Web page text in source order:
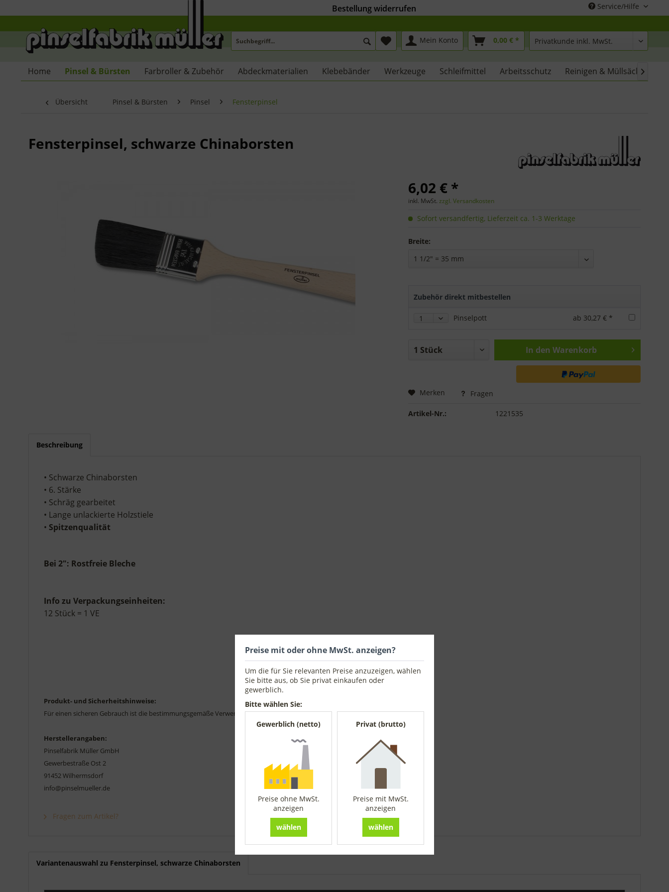
Service/Hilfe
Mein Konto 0,00 € *
Home Pinsel & Bürsten Farbroller & Zubehör Abdeckmaterialien Klebebänder Werkzeuge Schleifmittel Arbeitsschutz Reinigen & Müllsäcke

Übersicht Pinsel & Bürsten Pinsel Fensterpinsel
Fensterpinsel, schwarze Chinaborsten
6,02 € *
inkl. MwSt. zzgl. Versandkosten
Sofort versandfertig, Lieferzeit ca. 1-3 Werktage
Breite:
Zubehör direkt mitbestellen
Pinselpott ab 30,27 € *
In den Warenkorb
Merken Fragen
Artikel-Nr.: 1221535
Beschreibung
• Schwarze Chinaborsten
• 6. Stärke
• Schräg gearbeitet
• Lange unlackierte Holzstiele
• Spitzenqualität
Bei 2": Rostfreie Bleche
Info zu Verpackungseinheiten:
12 Stück = 1 VE
Produkt- und Sicherheitshinweise:
Für einen sicheren Gebrauch ist die bestimmungsgemäße Verwendung des Produkts und die nötige Sachkunde erforderlich.
Herstellerangaben:
Pinselfabrik Müller GmbH
Gewerbestraße Ost 2
91452 Wilhermsdorf
info@pinselmueller.de
Fragen zum Artikel?
Variantenauswahl zu Fensterpinsel, schwarze Chinaborsten
Bestellung widerrufen
Preise mit oder ohne MwSt. anzeigen?
Um die für Sie relevanten Preise anzuzeigen, wählen
Sie bitte aus, ob Sie privat einkaufen oder
gewerblich.
Bitte wählen Sie:
Gewerblich (netto)
Preise ohne MwSt.
anzeigen
wählen
Privat (brutto)
Preise mit MwSt.
anzeigen
wählen